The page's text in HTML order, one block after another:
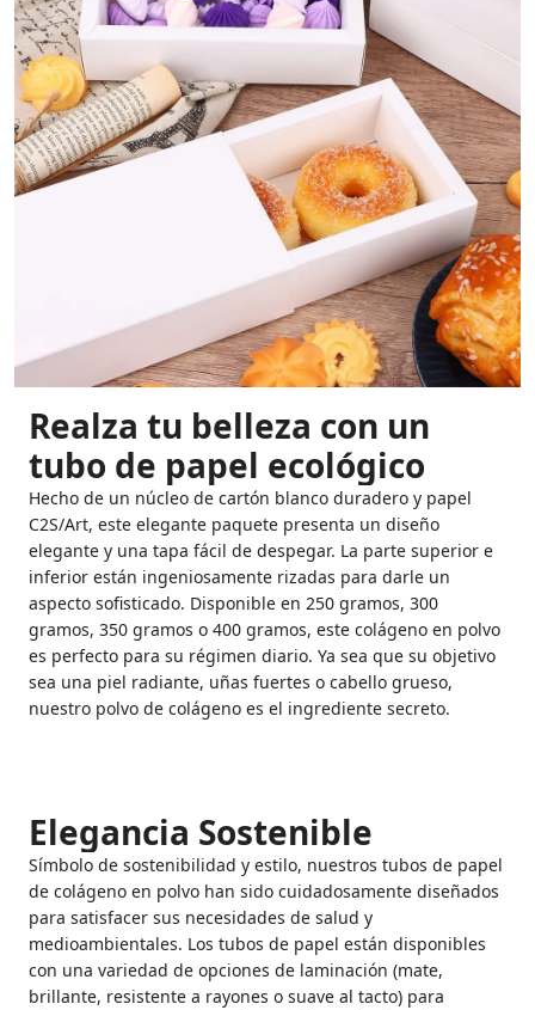
Realza tu belleza con un
tubo de papel ecológico
Hecho de un núcleo de cartón blanco duradero y papel
C2S/Art, este elegante paquete presenta un diseño
elegante y una tapa fácil de despegar. La parte superior e
inferior están ingeniosamente rizadas para darle un
aspecto sofisticado. Disponible en 250 gramos, 300
gramos, 350 gramos o 400 gramos, este colágeno en polvo
es perfecto para su régimen diario. Ya sea que su objetivo
sea una piel radiante, uñas fuertes o cabello grueso,
nuestro polvo de colágeno es el ingrediente secreto.
Elegancia Sostenible
Símbolo de sostenibilidad y estilo, nuestros tubos de papel
de colágeno en polvo han sido cuidadosamente diseñados
para satisfacer sus necesidades de salud y
medioambientales. Los tubos de papel están disponibles
con una variedad de opciones de laminación (mate,
brillante, resistente a rayones o suave al tacto) para